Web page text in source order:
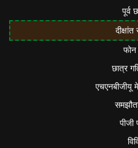
पूर्व
दीक्षांत
छात्र
एचएनबीजीयू
पीजी